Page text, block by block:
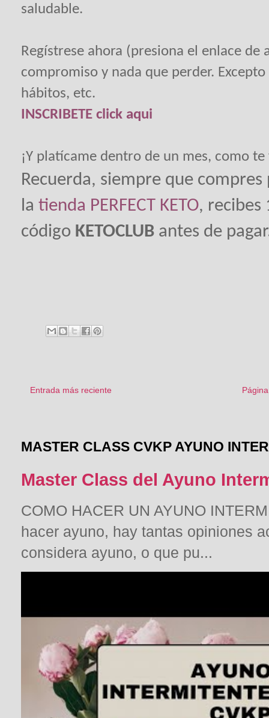
saludable.
Regístrese ahora (presiona el enlace
compromiso y nada que perder.
hábitos, etc.
INSCRIBETE click aqui
¡Y platícame dentro de un mes, como
Recuerda, siempre que
la tienda PERFECT KETO, recibes
código KETOCLUB antes de
Entrada más reciente
MASTER CLASS CVKP AYUNO
Master Class del Ayuno
COMO HACER UN AYUNO
hacer ayuno, hay tantas opiniones
considera ayuno, o que pu...